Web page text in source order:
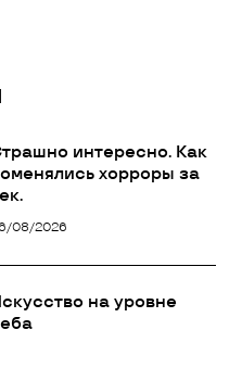
интересно. Как
хорроры за
08/2026
на уровне